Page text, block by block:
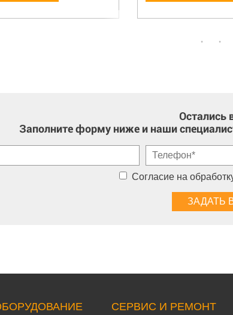
Остались
Заполните форму ниже и наши
Согласие на
СЕРВИС И РЕМОНТ